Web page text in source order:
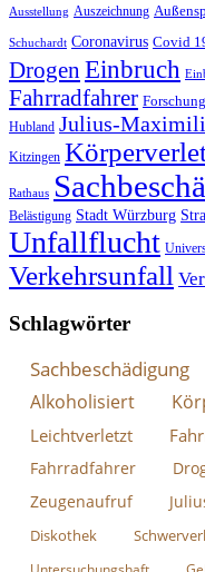
Ausstellung Auszeichnung
Schuchardt Coronavirus Covid
Drogen Einbruch
Fahrradfahrer Forschung
Hubland Julius-
Kitzingen
Rathaus
Belästigung Stadt Würzburg
Unfallflucht
Verkehrsunfall
Schlagwörter
Sachbeschädigung
Alkoholisiert
Leichtverletzt
Fahrradfahrer
Zeugenaufruf
Diskothek